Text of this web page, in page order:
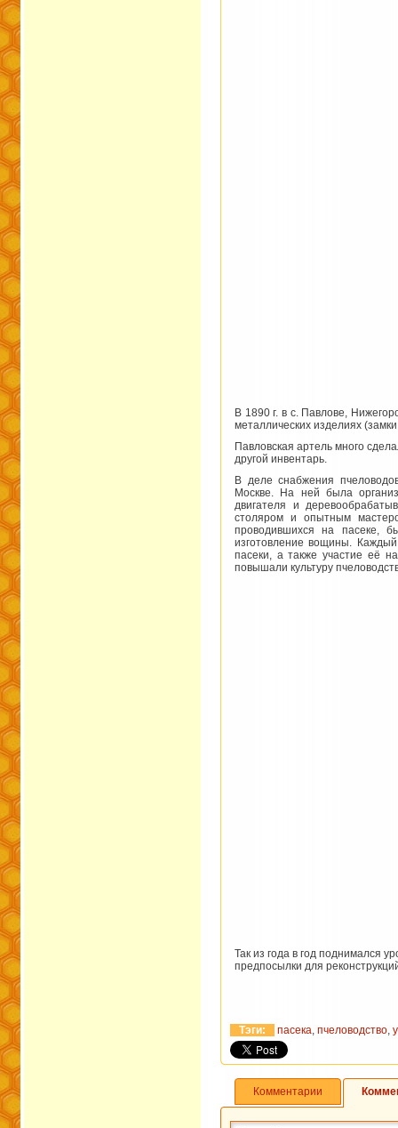
В 1890 г. в с. Павлове,
металлических изделиях
Павловская артель много
другой инвентарь.
В деле снабжения
Москве. На ней была
двигателя и
столяром и опытным
проводившихся на пасеке,
изготовление вощины.
пасеки, а также участие её
повышали культуру
Так из года в год поднимался
предпосылки для
Тэги: пасека, пчеловодство,
Комментарии